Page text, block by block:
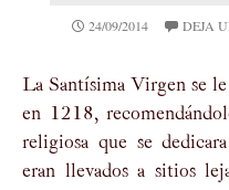
24/09/2014 DEJA
La Santísima Virgen se
en 1218,
religiosa que se
eran llevados a sitios